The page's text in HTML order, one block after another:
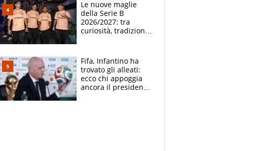
Le nuove maglie
della Serie B
2026/2027: tra
curiosità, tradizione
Fifa, Infantino ha
trovato gli alleati:
ecco chi appoggia
ancora il presidente